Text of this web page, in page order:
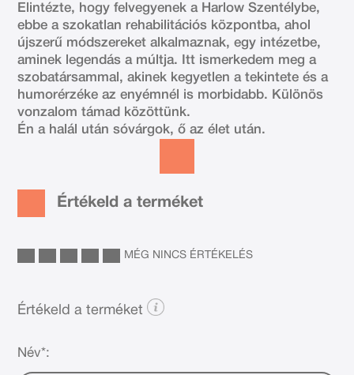
Elintézte, hogy felvegyenek a Harlow Szentélybe,
ebbe a szokatlan rehabilitációs központba, ahol
újszerű módszereket alkalmaznak, egy intézetbe,
aminek legendás a múltja. Itt ismerkedem meg a
szobatársammal, akinek kegyetlen a tekintete és a
humorérzéke az enyémnél is morbidabb. Különös
vonzalom támad közöttünk.
Én a halál után sóvárgok, ő az élet után.
Értékeld a terméket
MÉG NINCS ÉRTÉKELÉS
Értékeld a terméket
Név*: